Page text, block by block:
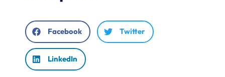
Facebook Twitter
LinkedIn